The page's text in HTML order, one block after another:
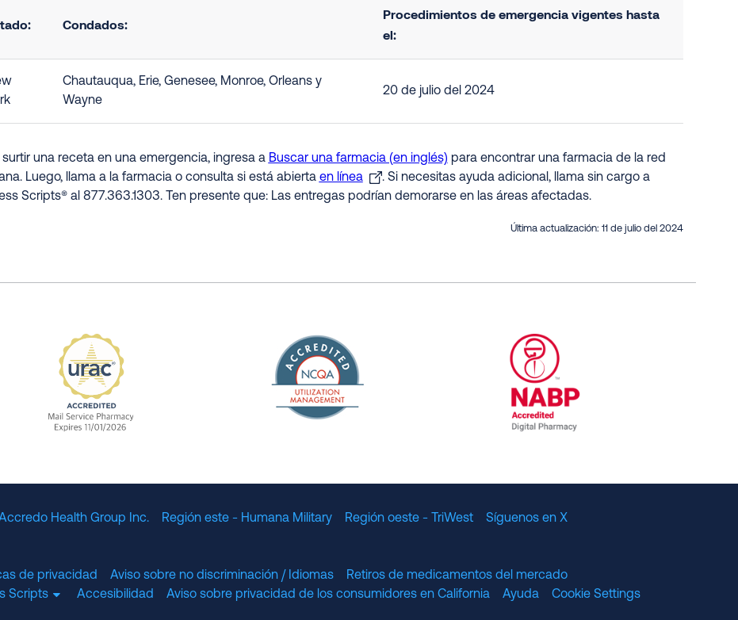
Condados:
Procedimientos de emergencia vigentes hasta
el:
Chautauqua, Erie, Genesee, Monroe, Orleans y
Wayne
20 de julio del 2024
surtir una receta en una emergencia, ingresa a Buscar una farmacia (en inglés) para encontrar una farmacia de la red
Luego, llama a la farmacia o consulta si está abierta en línea
. Si necesitas ayuda adicional, llama sin cargo a
Scripts® al 877.363.1303. Ten presente que: Las entregas podrían demorarse en las áreas afectadas.
Última actualización: 11 de julio del 2024
Health Group Inc. Región este - Humana Military Región oeste - TriWest
Síguenos en X
de privacidad Aviso sobre no discriminación / Idiomas
Retiros de medicamentos del mercado
Scripts Accesibilidad Aviso sobre privacidad de los consumidores en California Ayuda Cookie Settings